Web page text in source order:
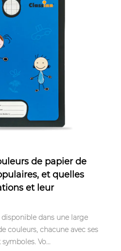
de papier de
et quelles
et leur
dans une large
couleurs, chacune avec ses
Vo...